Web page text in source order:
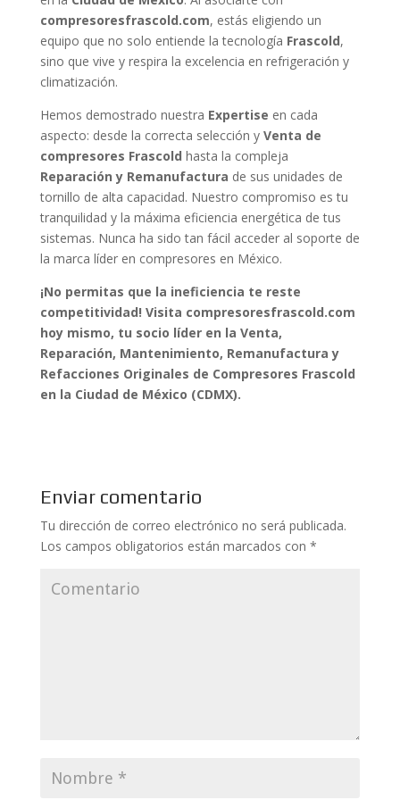
compresoresfrascold.com, estás eligiendo un
equipo que no solo entiende la tecnología Frascold,
sino que vive y respira la excelencia en refrigeración y
climatización.
Hemos demostrado nuestra Expertise en cada
aspecto: desde la correcta selección y Venta de
compresores Frascold hasta la compleja
Reparación y Remanufactura de sus unidades de
tornillo de alta capacidad. Nuestro compromiso es tu
tranquilidad y la máxima eficiencia energética de tus
sistemas. Nunca ha sido tan fácil acceder al soporte de
la marca líder en compresores en México.
¡No permitas que la ineficiencia te reste
competitividad! Visita compresoresfrascold.com
hoy mismo, tu socio líder en la Venta,
Reparación, Mantenimiento, Remanufactura y
Refacciones Originales de Compresores Frascold
en la Ciudad de México (CDMX).
Enviar comentario
Tu dirección de correo electrónico no será publicada.
Los campos obligatorios están marcados con *